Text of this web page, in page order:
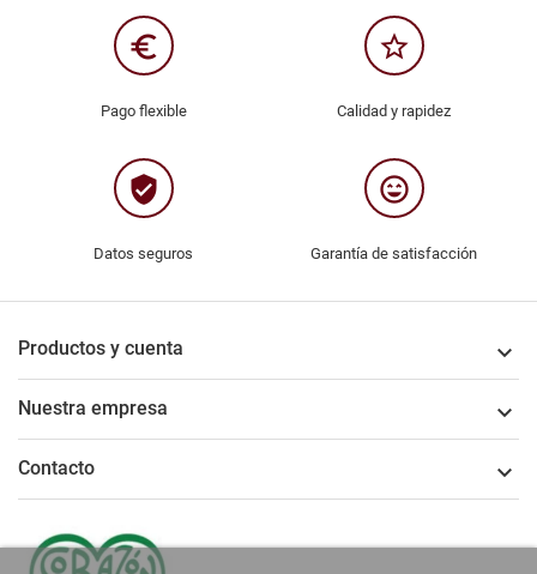
euro_symbol
Pago flexible
star_border
Calidad y rapidez
verified_user
Datos seguros
sentiment_very_satisfied
Garantía de satisfacción
Productos y cuenta 
Nuestra empresa 
Contacto 